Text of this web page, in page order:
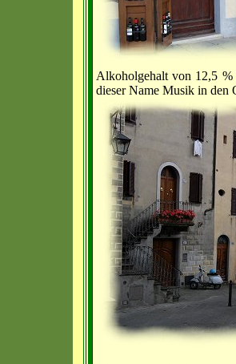
Alkoholgehalt von 12,5
dieser Name Musik in den